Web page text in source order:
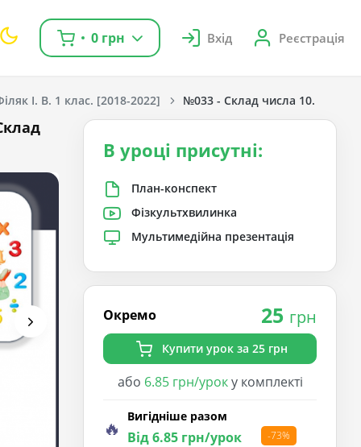
0 грн Вхід Реєстрація
І. В. 1 клас. [2018-2022] №033 - Склад числа 10.
В уроці присутні:
План-конспект
Фізкультхвилинка
Мультимедійна презентація
Окремо 25 грн
Купити урок за 25 грн
або 6.85 грн/уроку комплекті
🔥 Вигідніше разом
Від 6.85 грн/урок -73%